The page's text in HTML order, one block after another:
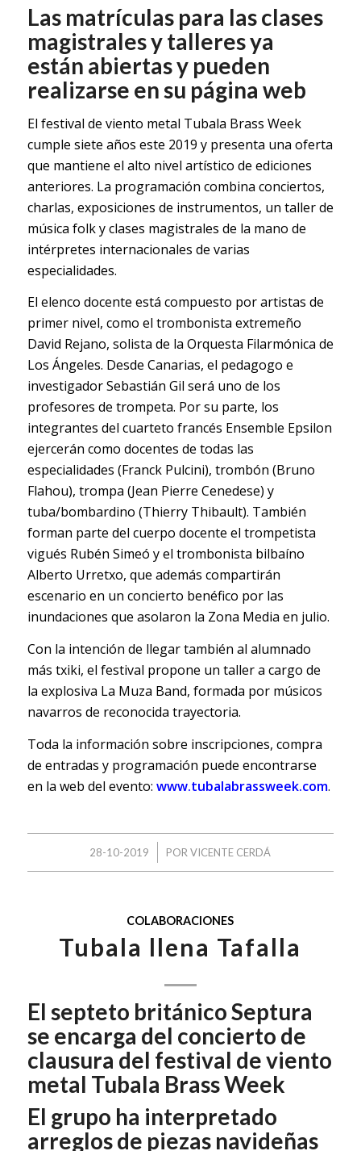
Las matrículas para las clases
magistrales y talleres ya
están abiertas y pueden
realizarse en su página web
El festival de viento metal Tubala Brass Week
cumple siete años este 2019 y presenta una oferta
que mantiene el alto nivel artístico de ediciones
anteriores. La programación combina conciertos,
charlas, exposiciones de instrumentos, un taller de
música folk y clases magistrales de la mano de
intérpretes internacionales de varias
especialidades.
El elenco docente está compuesto por artistas de
primer nivel, como el trombonista extremeño
David Rejano, solista de la Orquesta Filarmónica de
Los Ángeles. Desde Canarias, el pedagogo e
investigador Sebastián Gil será uno de los
profesores de trompeta. Por su parte, los
integrantes del cuarteto francés Ensemble Epsilon
ejercerán como docentes de todas las
especialidades (Franck Pulcini), trombón (Bruno
Flahou), trompa (Jean Pierre Cenedese) y
tuba/bombardino (Thierry Thibault). También
forman parte del cuerpo docente el trompetista
vigués Rubén Simeó y el trombonista bilbaíno
Alberto Urretxo, que además compartirán
escenario en un concierto benéfico por las
inundaciones que asolaron la Zona Media en julio.
Con la intención de llegar también al alumnado
más txiki, el festival propone un taller a cargo de
la explosiva La Muza Band, formada por músicos
navarros de reconocida trayectoria.
Toda la información sobre inscripciones, compra
de entradas y programación puede encontrarse
en la web del evento: www.tubalabrassweek.com.
28-10-2019
/ PORVICENTE CERDÁ
COLABORACIONES
Tubala llena Tafalla
El septeto británico Septura
se encarga del concierto de
clausura del festival de viento
metal Tubala Brass Week
El grupo ha interpretado
arreglos de piezas navideñas